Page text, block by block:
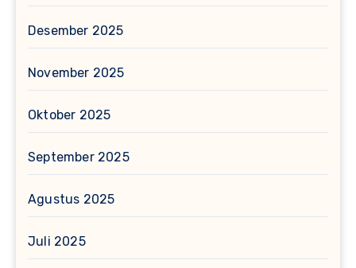
Desember 2025
November 2025
Oktober 2025
September 2025
Agustus 2025
Juli 2025